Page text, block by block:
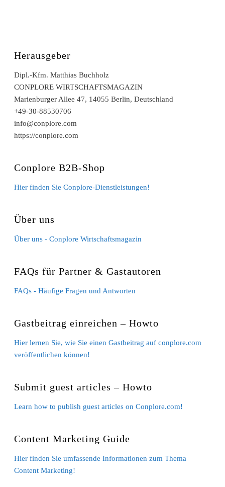
Herausgeber
Dipl.-Kfm. Matthias Buchholz
CONPLORE WIRTSCHAFTSMAGAZIN
Marienburger Allee 47, 14055 Berlin, Deutschland
+49-30-88530706
info@conplore.com
https://conplore.com
Conplore B2B-Shop
Hier finden Sie Conplore-Dienstleistungen!
Über uns
Über uns - Conplore Wirtschaftsmagazin
FAQs für Partner & Gastautoren
FAQs - Häufige Fragen und Antworten
Gastbeitrag einreichen – Howto
Hier lernen Sie, wie Sie einen Gastbeitrag auf conplore.com
veröffentlichen können!
Submit guest articles – Howto
Learn how to publish guest articles on Conplore.com!
Content Marketing Guide
Hier finden Sie umfassende Informationen zum Thema
Content Marketing!